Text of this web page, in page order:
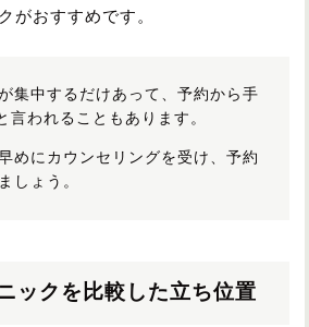
がおすすめです。
集中するだけあって、予約から手
言われることもあります。
めにカウンセリングを受け、予約
しょう。
ックを比較した立ち位置